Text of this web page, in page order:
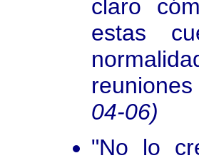
claro
estas
04-06)
"No lo